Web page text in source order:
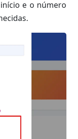
e o número